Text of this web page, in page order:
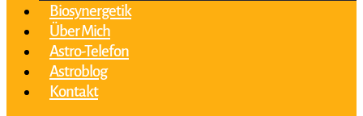
Biosynergetik
Über Mich
Astro-Telefon
Astroblog
Kontakt